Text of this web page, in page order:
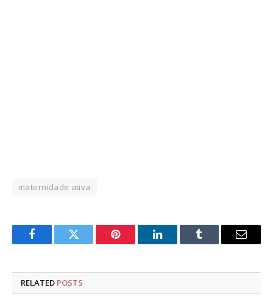
maternidade ativa
FacebookTwitter Pinterest LinkedInTumblr Email
RELATED POSTS